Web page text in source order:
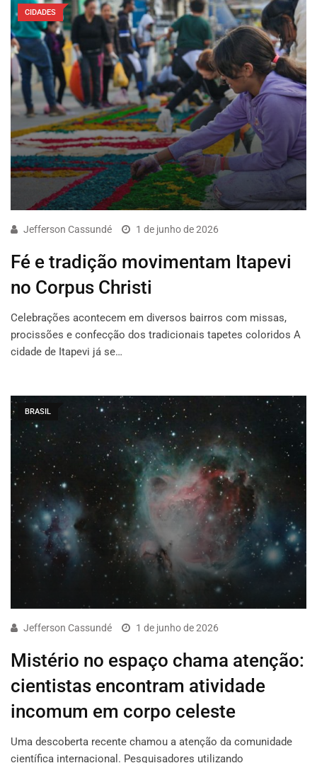
CIDADES
Jefferson Cassundé 1 de junho de 2026
Fé e tradição movimentam Itapevi
no Corpus Christi
Celebrações acontecem em diversos bairros com missas,
procissões e confecção dos tradicionais tapetes coloridos A
cidade de Itapevi já se…
BRASIL
Jefferson Cassundé 1 de junho de 2026
Mistério no espaço chama atenção:
cientistas encontram atividade
incomum em corpo celeste
Uma descoberta recente chamou a atenção da comunidade
científica internacional. Pesquisadores utilizando